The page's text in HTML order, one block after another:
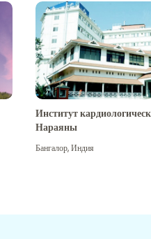
Институт
Нараяны
Бангалор,Индия